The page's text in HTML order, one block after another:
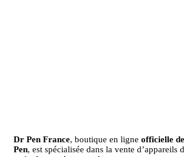
Dr Pen France, boutique en ligne officielle
Pen, est spécialisée dans la vente d’appareils